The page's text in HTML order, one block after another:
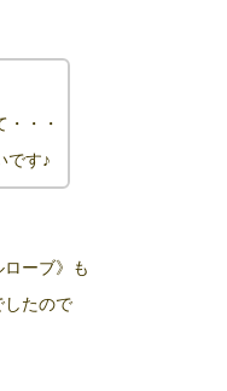
・・
です♪
ーブ》も
したので